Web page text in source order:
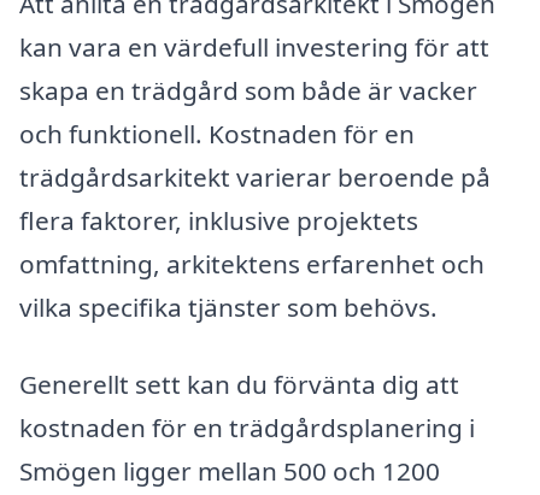
kan vara en värdefull investering för att
skapa en trädgård som både är vacker
och funktionell. Kostnaden för en
trädgårdsarkitekt varierar beroende på
flera faktorer, inklusive projektets
omfattning, arkitektens erfarenhet och
vilka specifika tjänster som behövs.
Generellt sett kan du förvänta dig att
kostnaden för en trädgårdsplanering i
Smögen ligger mellan 500 och 1200